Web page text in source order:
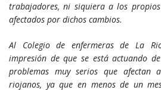
trabajadores, ni siquiera a los
afectados por dichos cambios.
Al Colegio de enfermeras de La
impresión de que se está actuando
problemas muy serios que
riojanos, ya que en menos de un